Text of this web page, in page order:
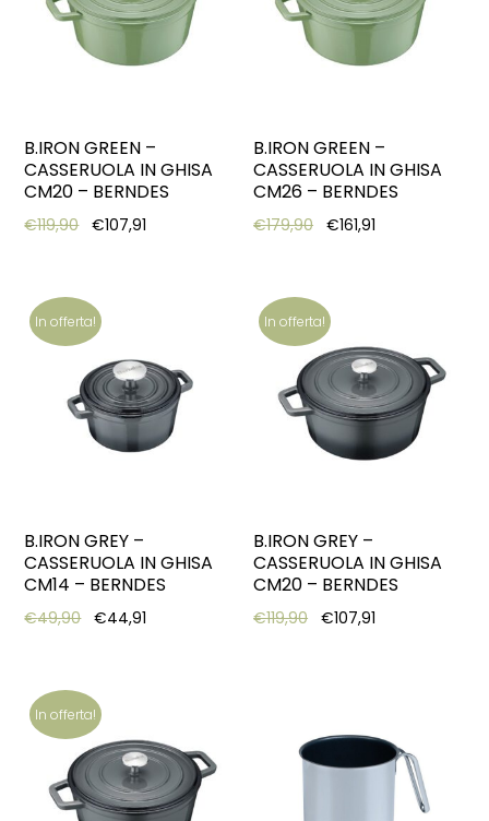
B.IRON GREEN –
CASSERUOLA IN GHISA
CM20 – BERNDES
€119,90 Original price was: €119,90.
€107,91 Current price is: €107,91.
B.IRON GREEN –
CASSERUOLA IN GHISA
CM26 – BERNDES
€179,90 Original price was:
€161,91
In offerta!
B.IRON GREY –
CASSERUOLA IN GHISA
CM14 – BERNDES
€49,90 Original price was: €49,90.
€44,91 Current price is: €44,91.
In offerta!
B.IRON GREY –
CASSERUOLA IN GHISA
CM20 – BERNDES
€119,90 Original price was:
€107,91
In offerta!